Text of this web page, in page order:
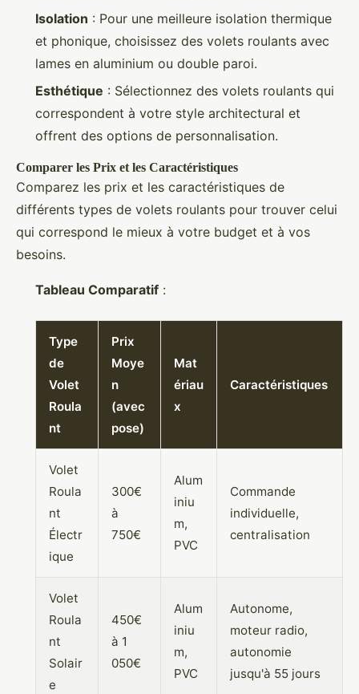
Isolation : Pour une meilleure isolation thermique
et phonique, choisissez des volets roulants avec
lames en aluminium ou double paroi.
Esthétique : Sélectionnez des volets roulants qui
correspondent à votre style architectural et
offrent des options de personnalisation.
Comparer les Prix et les Caractéristiques
Comparez les prix et les caractéristiques de
différents types de volets roulants pour trouver celui
qui correspond le mieux à votre budget et à vos
besoins.
Tableau Comparatif :
Type
de
Volet
Roula
nt
Prix
Moye
n
(avec
pose)
Mat
ériau
x
Caractéristiques
Volet
Roula
nt
Électr
ique
300€
à
750€
Alum
iniu
m,
PVC
Commande
individuelle,
centralisation
Volet
Roula
nt
Solair
e
450€
à 1
050€
Alum
iniu
m,
PVC
Autonome,
moteur radio,
autonomie
jusqu'à 55 jours